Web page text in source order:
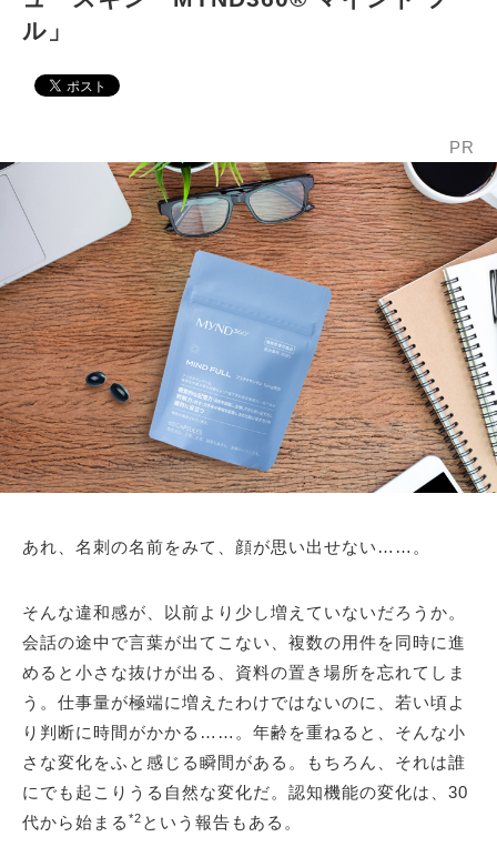
ル」
PR
あれ、名刺の名前をみて、顔が思い出せない……。
そんな違和感が、以前より少し増えていないだろうか。
会話の途中で言葉が出てこない、複数の用件を同時に進
めると小さな抜けが出る、資料の置き場所を忘れてしま
う。仕事量が極端に増えたわけではないのに、若い頃よ
り判断に時間がかかる……。年齢を重ねると、そんな小
さな変化をふと感じる瞬間がある。もちろん、それは誰
にでも起こりうる自然な変化だ。認知機能の変化は、30
代から始まる *2 という報告もある。